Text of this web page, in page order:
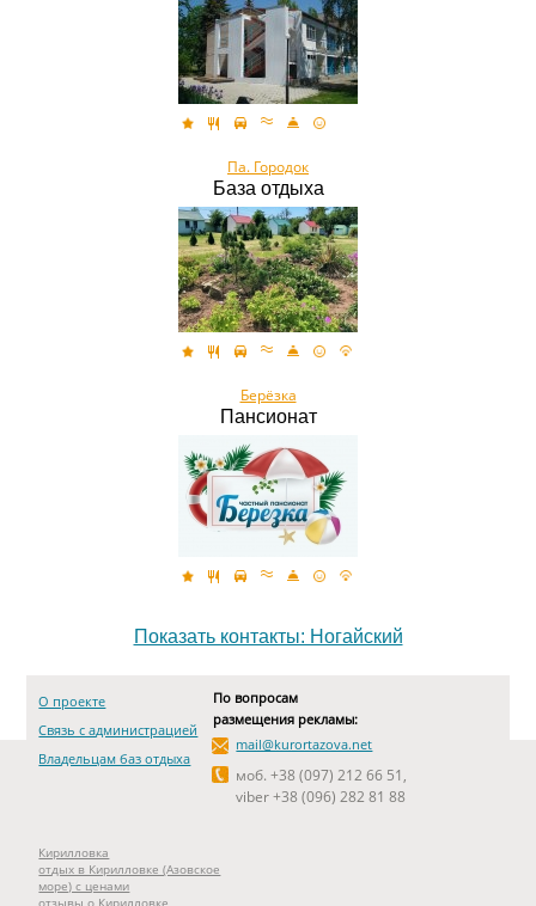
Па. Городок
База отдыха
Берёзка
Пансионат
Показать контакты: Ногайский
О проекте
Связь с администрацией
Владельцам баз отдыха
По вопросам
размещения рекламы:
mail@kurortazova.net
моб. +38 (097) 212 66 51,
viber +38 (096) 282 81 88
Кирилловка
отдых в Кирилловке (Азовское
море) с ценами